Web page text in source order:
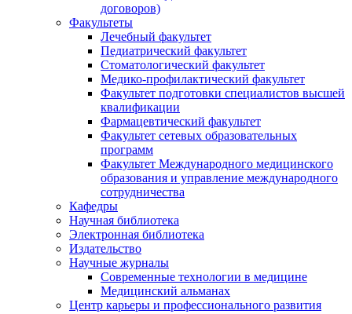
договоров)
Факультеты
Лечебный факультет
Педиатрический факультет
Стоматологический факультет
Медико-профилактический факультет
Факультет подготовки специалистов высшей
квалификации
Фармацевтический факультет
Факультет сетевых образовательных
программ
Факультет Международного медицинского
образования и управление международного
сотрудничества
Кафедры
Научная библиотека
Электронная библиотека
Издательство
Научные журналы
Современные технологии в медицине
Медицинский альманах
Центр карьеры и профессионального развития